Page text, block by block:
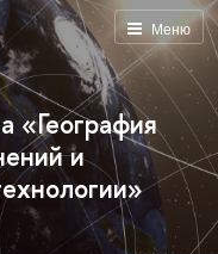
Меню
«География
и